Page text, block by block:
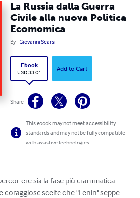
La Russia dalla Guerra
Civile alla nuova Politica
Ecomomica
By Giovanni Scarsi
Ebook
USD 33.01
Add to Cart
Share
This ebook may not meet accessibility
standards and may not be fully compatible
with assistive technologies.
sia la fase più drammatica
coraggiose scelte che "Lenin" seppe